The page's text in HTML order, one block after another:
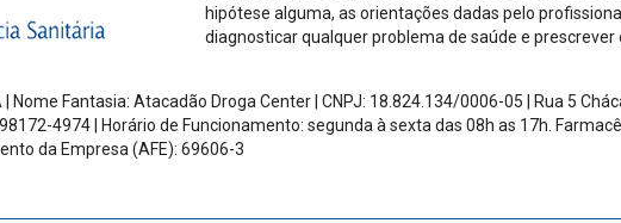
hipótese alguma, as orientações dadas pelo
diagnosticar qualquer problema de saúde e prescrever
Nome Fantasia: Atacadão Droga Center | CNPJ: 18.824.134/0006-05 | Rua 5
4974 | Horário de Funcionamento: segunda à sexta das 08h as 17h.
da Empresa (AFE): 69606-3